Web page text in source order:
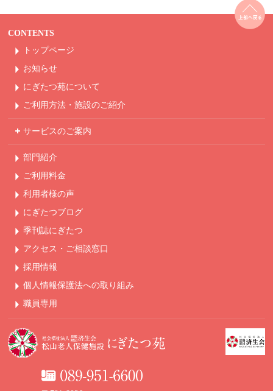
CONTENTS
トップページ
お知らせ
にぎたつ苑について
ご利用方法・ 施設のご紹介
サービスのご案内
部門紹介
ご利用料金
利用者様の声
にぎたつブログ
季刊誌にぎたつ
アクセス・ご相談窓口
採用情報
個人情報保護法への取り組み
職員専用